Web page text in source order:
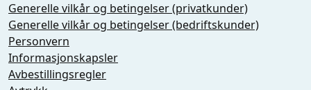
Generelle vilkår og betingelser (privatkunder)
Generelle vilkår og betingelser (bedriftskunder)
Personvern
Informasjonskapsler
Avbestillingsregler